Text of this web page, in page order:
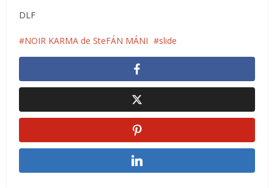
DLF
NOIR KARMA de SteFÁN MÁNI slide